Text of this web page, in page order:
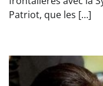
Patriot, que les […]